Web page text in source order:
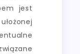
jest